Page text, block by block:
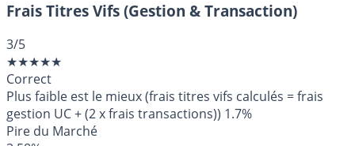
Frais Titres Vifs (Gestion & Transaction)
3/5
★★★★★
Correct
Plus faible est le mieux (frais titres vifs calculés = frais
gestion UC + (2 x frais transactions)) 1.7%
Pire du Marché